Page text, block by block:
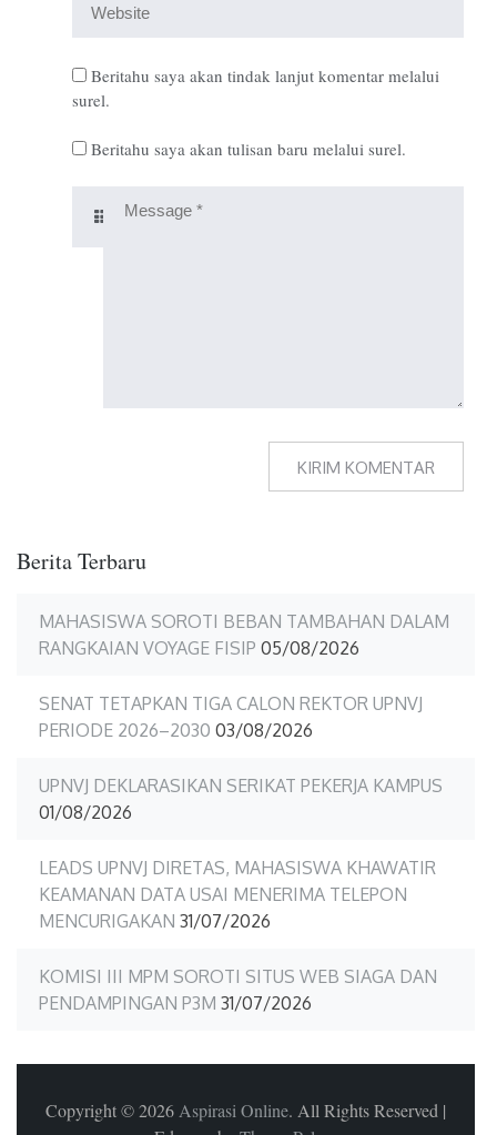
Beritahu saya akan tindak lanjut komentar melalui
surel.
Beritahu saya akan tulisan baru melalui surel.
Berita Terbaru
MAHASISWA SOROTI BEBAN TAMBAHAN DALAM
RANGKAIAN VOYAGE FISIP 05/08/2026
SENAT TETAPKAN TIGA CALON REKTOR UPNVJ
PERIODE 2026–2030 03/08/2026
UPNVJ DEKLARASIKAN SERIKAT PEKERJA KAMPUS
01/08/2026
LEADS UPNVJ DIRETAS, MAHASISWA KHAWATIR
KEAMANAN DATA USAI MENERIMA TELEPON
MENCURIGAKAN 31/07/2026
KOMISI III MPM SOROTI SITUS WEB SIAGA DAN
PENDAMPINGAN P3M 31/07/2026
Copyright © 2026Aspirasi Online. All Rights Reserved |